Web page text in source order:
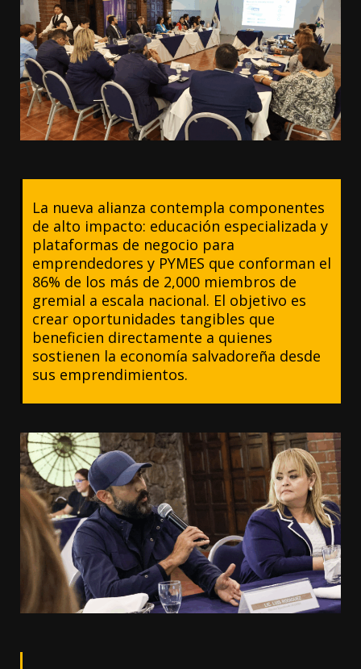
La nueva alianza contempla componentes
de alto impacto: educación especializada y
plataformas de negocio para
emprendedores y PYMES que conforman el
86% de los más de 2,000 miembros de
gremial a escala nacional. El objetivo es
crear oportunidades tangibles que
beneficien directamente a quienes
sostienen la economía salvadoreña desde
sus emprendimientos.